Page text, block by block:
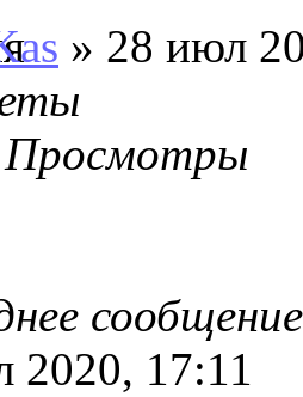
» 28 июл
Просмотры
2020, 17:11